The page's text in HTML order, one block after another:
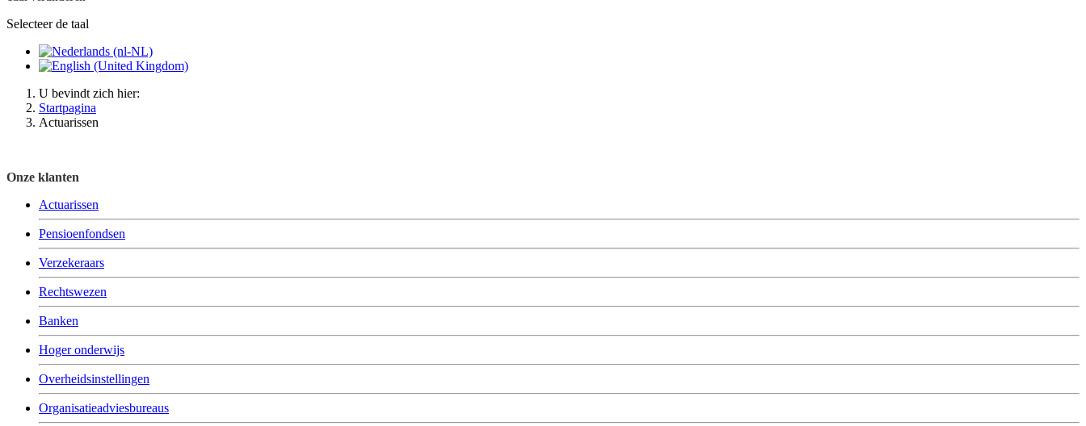
Selecteer de taal
U bevindt zich hier:
Startpagina
Actuarissen
Onze klanten
Actuarissen
Pensioenfondsen
Verzekeraars
Rechtswezen
Banken
Hoger onderwijs
Overheidsinstellingen
Organisatieadviesbureaus